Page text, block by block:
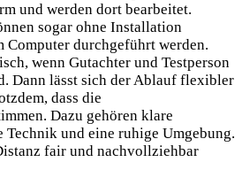
und werden dort bearbeitet.
sogar ohne Installation
Computer durchgeführt werden.
wenn Gutachter und Testperson
Dann lässt sich der Ablauf flexibler
dass die
Dazu gehören klare
Technik und eine ruhige Umgebung.
fair und nachvollziehbar